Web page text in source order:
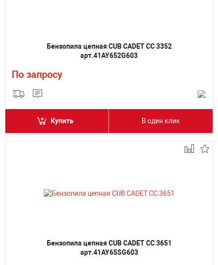
Бензопила цепная CUB CADET CC 3352
арт.41AY652G603
По запросу
Купить В один клик
Бензопила цепная CUB CADET CC 3651
арт.41AY65SG603